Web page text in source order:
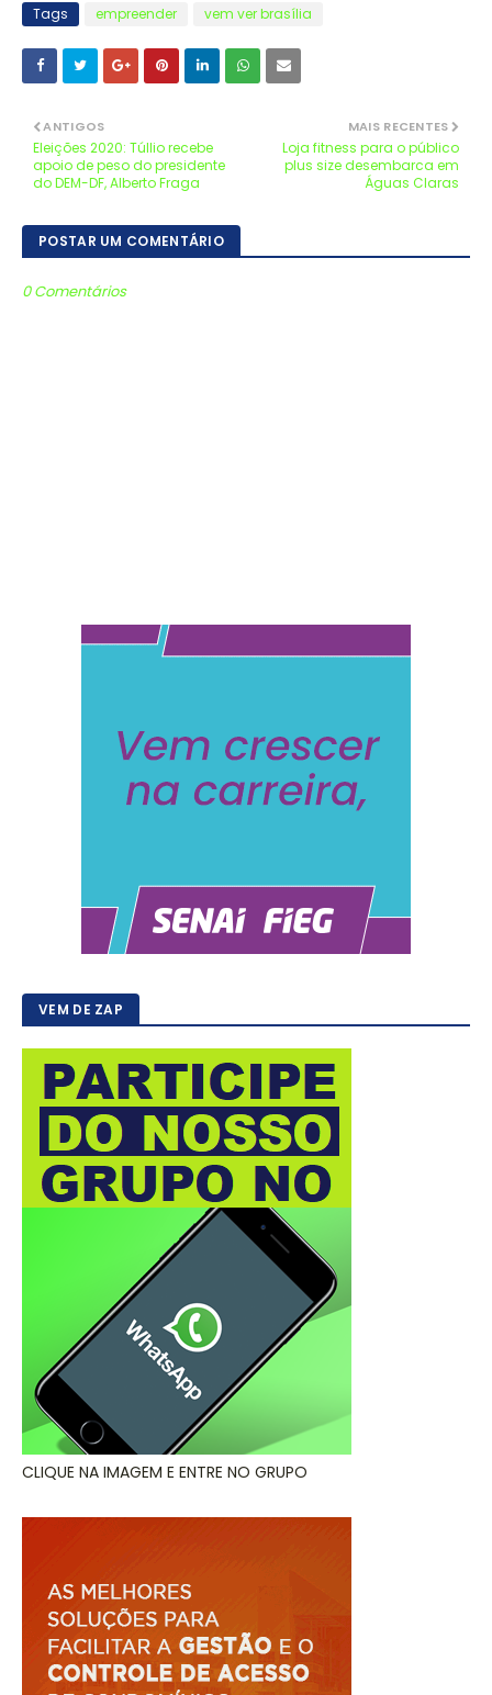
Tags empreender vem ver brasília
MAIS RECENTES
Loja fitness para o público
plus size desembarca em
Águas Claras
ANTIGOS
Eleições 2020: Túllio recebe
apoio de peso do presidente
do DEM-DF, Alberto Fraga
POSTAR UM COMENTÁRIO
0 Comentários
VEM DE ZAP
CLIQUE NA IMAGEM E ENTRE NO GRUPO